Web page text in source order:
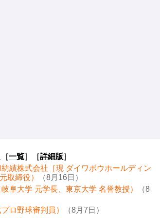
［一覧］［詳細版］
績株式会社［現 ダイワボウホールディン
取締役）
（8月16日）
阜大学 元学長、東京大学 名誉教授）
（8
ロ野球審判員）
（8月7日）